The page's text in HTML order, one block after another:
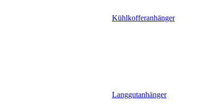
Kühlkofferanhänger
Langgutanhänger